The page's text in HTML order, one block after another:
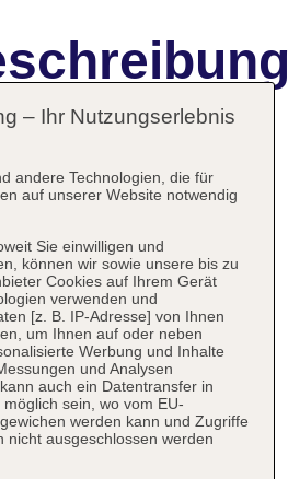
Unterkunft
– Ihr Nutzungserlebnis
andere Technologien, die für
auf unserer Website notwendig
Sie einwilligen und
können wir sowie unsere bis zu
Cookies auf Ihrem Gerät
verwenden und
[z. B. IP-Adresse] von Ihnen
um Ihnen auf oder neben
Werbung und Inhalte
und Analysen
auch ein Datentransfer in
sein, wo vom EU-
werden kann und Zugriffe
nicht ausgeschlossen werden